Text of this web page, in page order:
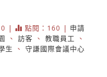
| 點閱：160 | 申請
、 訪客 、 教職員工
、
生
、 守謙國際會議中心